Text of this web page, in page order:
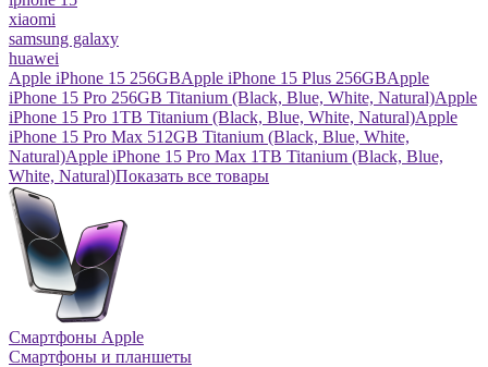
xiaomi
samsung galaxy
huawei
Apple iPhone 15 256GBApple iPhone 15 Plus 256GBApple
iPhone 15 Pro 256GB Titanium (Black, Blue, White, Natural)Apple
iPhone 15 Pro 1TB Titanium (Black, Blue, White, Natural)Apple
iPhone 15 Pro Max 512GB Titanium (Black, Blue, White,
Natural)Apple iPhone 15 Pro Max 1TB Titanium (Black, Blue,
White, Natural)Показать все товары
Смартфоны Apple
Смартфоны и планшеты